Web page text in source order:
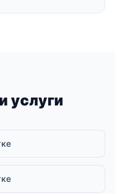
услуги